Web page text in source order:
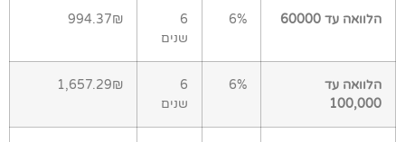
הלוואה עד 60000 6%
6
שנים
994.37₪
הלוואה עד
100,000
6%
6
שנים
1,657.29₪